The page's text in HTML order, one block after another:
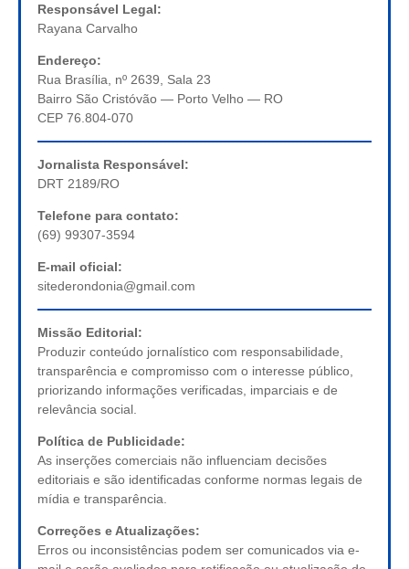
Responsável Legal:
Rayana Carvalho
Endereço:
Rua Brasília, nº 2639, Sala 23
Bairro São Cristóvão — Porto Velho — RO
CEP 76.804-070
Jornalista Responsável:
DRT 2189/RO
Telefone para contato:
(69) 99307-3594
E-mail oficial:
sitederondonia@gmail.com
Missão Editorial:
Produzir conteúdo jornalístico com responsabilidade,
transparência e compromisso com o interesse público,
priorizando informações verificadas, imparciais e de
relevância social.
Política de Publicidade:
As inserções comerciais não influenciam decisões
editoriais e são identificadas conforme normas legais de
mídia e transparência.
Correções e Atualizações:
Erros ou inconsistências podem ser comunicados via e-